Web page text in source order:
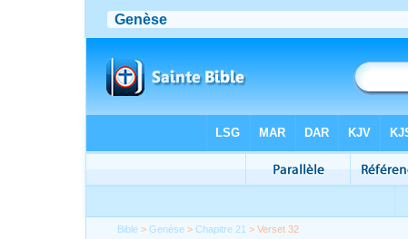
Bible >Genèse >Chapitre 21 > Verset 32